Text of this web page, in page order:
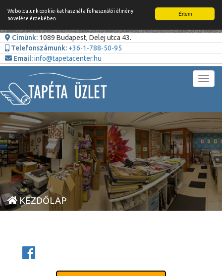
Értem
Weboldalunk cookie-kat használ a felhasználói élmény
növelése érdekében
Címünk: 1089 Budapest, Delej utca 43.
Telefonszámunk: +36-1-788-50-95
Email:info@tapetacenter.hu
KEZDŐLAP